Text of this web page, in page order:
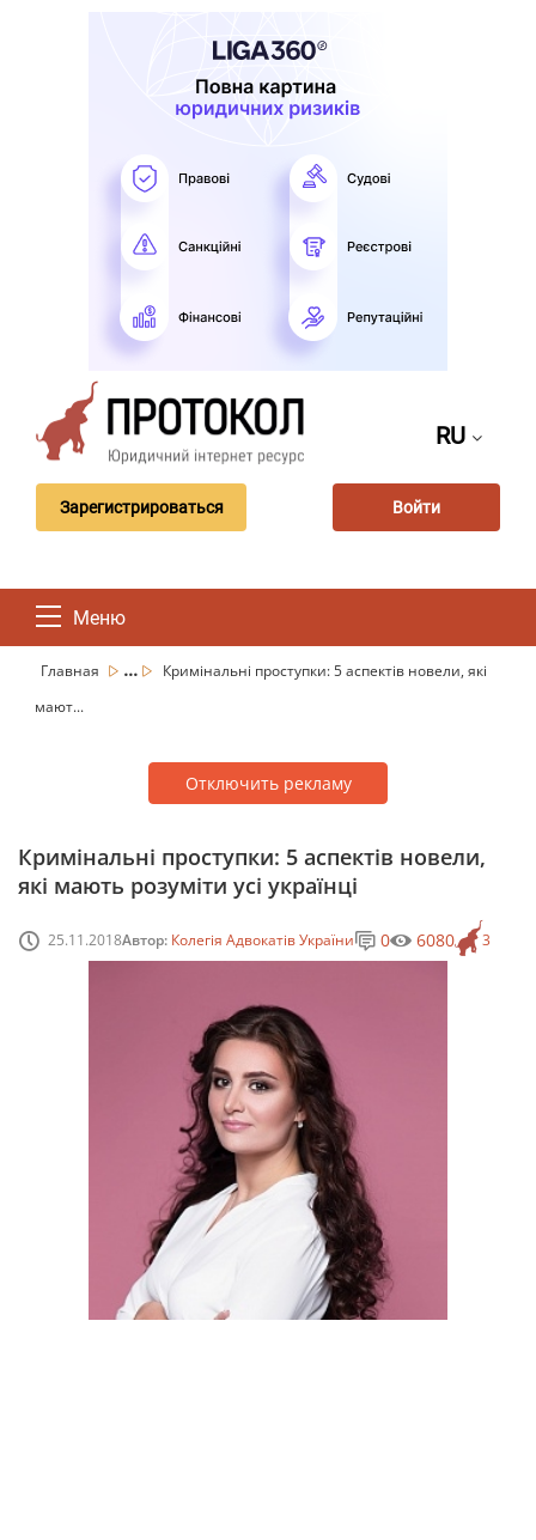
RU
Зарегистрироваться Войти
Меню
Главная ...
Кримінальні проступки: 5 аспектів новели, які
мают...
Отключить рекламу
Кримінальні проступки: 5 аспектів новели,
які мають розуміти усі українці
25.11.2018Автор: Колегія Адвокатів України 3
0 6080